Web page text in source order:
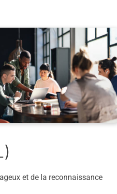
et de la reconnaissance